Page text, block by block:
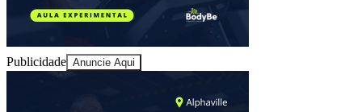
Publicidade Anuncie Aqui